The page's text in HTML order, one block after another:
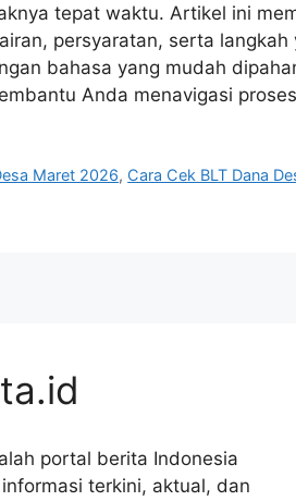
tepat waktu. Artikel ini
persyaratan, serta
bahasa yang mudah
Anda menavigasi
Maret 2026, Cara Cek BLT Dana
portal berita Indonesia
terkini, aktual, dan